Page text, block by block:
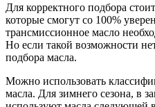
Для корректного подбора
которые смогут со 100%
трансмиссионное масло
Но если такой возможности
подбора масла.
Можно использовать
масла. Для зимнего сезона, в